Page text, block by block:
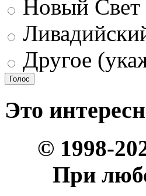
Новый
Другое
Это
© 1998-
При